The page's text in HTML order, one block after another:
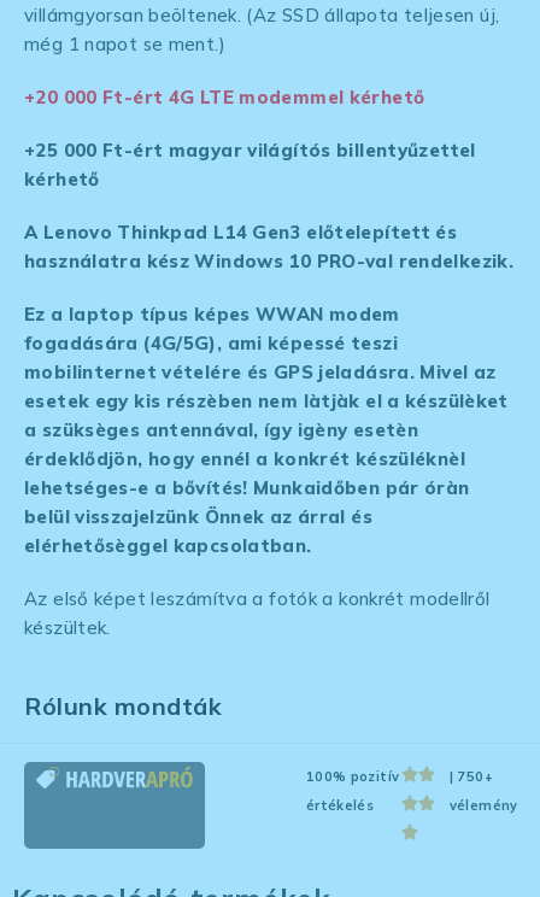
villámgyorsan beöltenek. (Az SSD állapota teljesen új,
még 1 napot se ment.)
+20 000 Ft-ért 4G LTE modemmel kérhető
+25 000 Ft-ért magyar világítós billentyűzettel
kérhető
A Lenovo Thinkpad L14 Gen3 előtelepített és
használatra kész Windows 10 PRO-val rendelkezik.
Ez a laptop típus képes WWAN modem
fogadására (4G/5G), ami képessé teszi
mobilinternet vételére és GPS jeladásra. Mivel az
esetek egy kis részèben nem làtjàk el a készülèket
a szüksèges antennával, így igèny esetèn
érdeklődjön, hogy ennél a konkrét készüléknèl
lehetséges-e a bővítés! Munkaidőben pár óràn
belül visszajelzünk Önnek az árral és
elérhetősèggel kapcsolatban.
Az első képet leszámítva a fotók a konkrét modellről
készültek.
Rólunk mondták
100% pozitív
értékelés
| 750+
vélemény